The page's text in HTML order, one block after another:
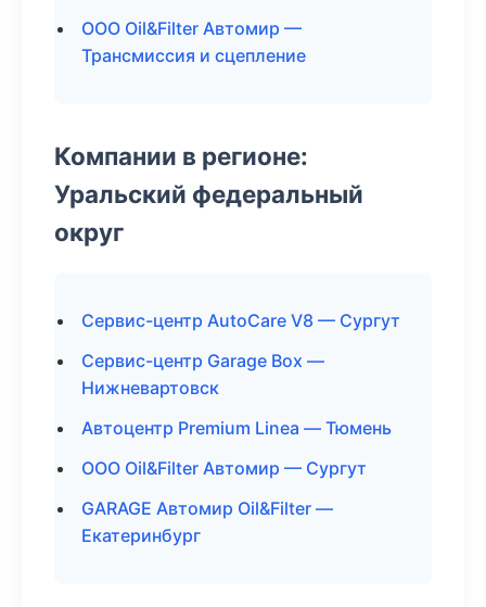
ООО Oil&Filter Автомир —
Трансмиссия и сцепление
Компании в регионе:
Уральский федеральный
округ
Сервис-центр AutoCare V8 — Сургут
Сервис-центр Garage Box —
Нижневартовск
Автоцентр Premium Linea — Тюмень
ООО Oil&Filter Автомир — Сургут
GARAGE Автомир Oil&Filter —
Екатеринбург